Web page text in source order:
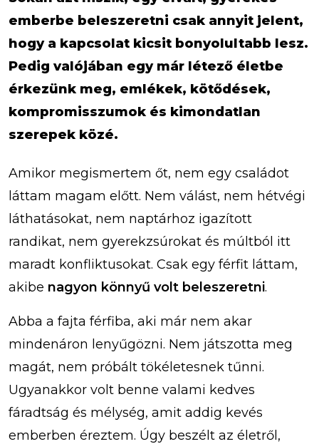
emberbe beleszeretni csak annyit jelent,
hogy a kapcsolat kicsit bonyolultabb lesz.
Pedig valójában egy már létező életbe
érkezünk meg, emlékek, kötődések,
kompromisszumok és kimondatlan
szerepek közé.
Amikor megismertem őt, nem egy családot
láttam magam előtt. Nem válást, nem hétvégi
láthatásokat, nem naptárhoz igazított
randikat, nem gyerekzsúrokat és múltból itt
maradt konfliktusokat. Csak egy férfit láttam,
akibe nagyon könnyű volt beleszeretni.
Abba a fajta férfiba, aki már nem akar
mindenáron lenyűgözni. Nem játszotta meg
magát, nem próbált tökéletesnek tűnni.
Ugyanakkor volt benne valami kedves
fáradtság és mélység, amit addig kevés
emberben éreztem. Úgy beszélt az életről,